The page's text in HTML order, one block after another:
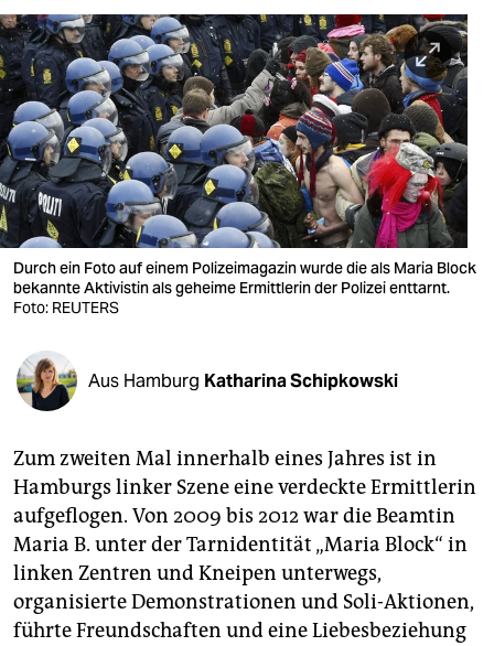
sport
berlin
nord
wahrheit
verlag
verlag
shop
fragen & hilfe
unterstützen
abo
genossenschaft
epaper login
Durch ein Foto auf einem Polizeimagazin wurde die als Maria Block
bekannte Aktivistin als geheime Ermittlerin der Polizei enttarnt.
Foto: REUTERS
Aus Hamburg Katharina Schipkowski
Zum zweiten Mal innerhalb eines Jahres ist in
Hamburgs linker Szene eine verdeckte Ermittlerin
aufgeflogen. Von 2009 bis 2012 war die Beamtin
Maria B. unter der Tarnidentität „Maria Block“ in
linken Zentren und Kneipen unterwegs,
organisierte Demonstrationen und Soli-Aktionen,
führte Freundschaften und eine Liebesbeziehung